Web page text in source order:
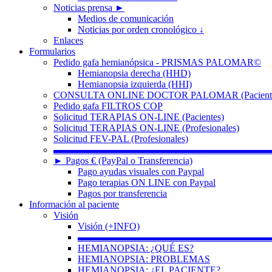
Noticias prensa ►
Medios de comunicación
Noticias por orden cronológico ↓
Enlaces
Formularios
Pedido gafa hemianópsica - PRISMAS PALOMAR©
Hemianopsia derecha (HHD)
Hemianopsia izquierda (HHI)
CONSULTA ONLINE DOCTOR PALOMAR
Pedido gafa FILTROS COP
Solicitud TERAPIAS ON-LINE (Pacientes)
Solicitud TERAPIAS ON-LINE (Profesionales)
Solicitud FEV-PAL (Profesionales)
► Pagos € (PayPal o Transferencia)
Pago ayudas visuales con Paypal
Pago terapias ON LINE con Paypal
Pagos por transferencia
Información al paciente
Visión
Visión (+INFO)
HEMIANOPSIA: ¿QUÉ ES?
HEMIANOPSIA: PROBLEMAS
HEMIANOPSIA: ¿EL PACIENTE?